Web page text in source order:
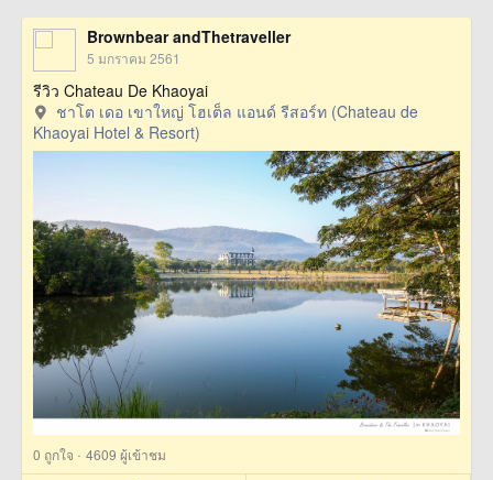
Brownbear andThetraveller
5 มกราคม 2561
รีวิว Chateau De Khaoyai
ชาโต เดอ เขาใหญ่ โฮเต็ล แอนด์ รีสอร์ท (Chateau de
Khaoyai Hotel & Resort)
0 ถูกใจ · 4609 ผู้เข้าชม